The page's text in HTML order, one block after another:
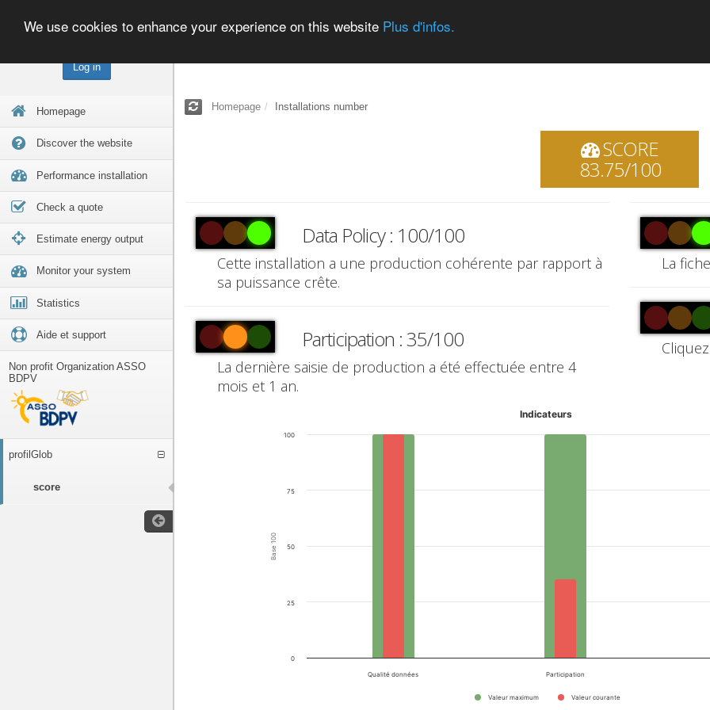
Log in
Homepage
Discover the website
Performance installation
Check a quote
Estimate energy output
Monitor your system
Statistics
Aide et support
Non profit Organization ASSO
BDPV
profilGlob
score
We use cookies to enhance your experience on this website Plus d'infos.
Homepage Installations number
SCORE
83.75/100
Data Policy : 100/100
Cette installation a une production cohérente par rapport à
sa puissance crête.
Participation : 35/100
La dernière saisie de production a été effectuée entre 4
mois et 1 an.
La
Base 100
Indicateurs
Valeur maximum Valeur courante
Qualité données Participation
0
25
50
75
100